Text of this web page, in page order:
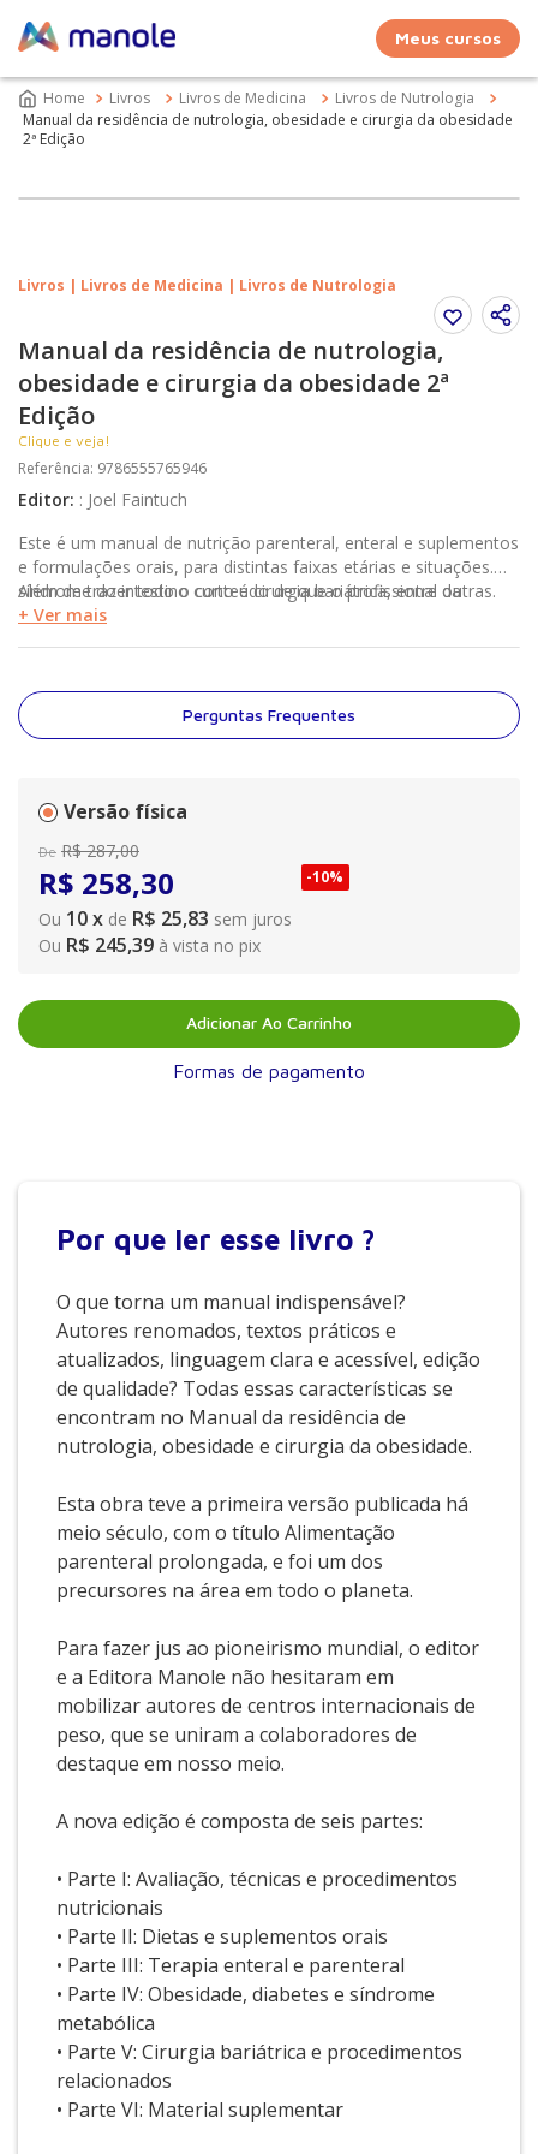
Meus cursos
Livros Livros de Medicina
Livros de Nutrologia
Manual da residência de nutrologia, obesidade e cirurgia da obesidade
2ª Edição
Livros | Livros de Medicina | Livros de Nutrologia
Manual da residência de nutrologia,
obesidade e cirurgia da obesidade 2ª
Edição
Clique e veja!
Referência: 9786555765946
Editor: : Joel Faintuch
Este é um manual de nutrição parenteral, enteral e suplementos
e formulações orais, para distintas faixas etárias e situações.
Além de trazer todo o conteúdo de que o profissional da
nutrologia necessita à beira do leito, ele se expande para áreas
síndrome do intestino curto e cirurgia bariátrica, entre outras.
+ Ver mais
Perguntas Frequentes
Versão física
De R$ 287,00
R$ 258,30
Ou 10x de R$ 25,83 sem juros
-10%
Ou R$ 245,39 à vista no pix
Adicionar Ao Carrinho
Formas de pagamento
Por que ler esse livro ?
O que torna um manual indispensável?
Autores renomados, textos práticos e
atualizados, linguagem clara e acessível, edição
de qualidade? Todas essas características se
encontram no Manual da residência de
nutrologia, obesidade e cirurgia da obesidade.
Esta obra teve a primeira versão publicada há
meio século, com o título Alimentação
parenteral prolongada, e foi um dos
precursores na área em todo o planeta.
Para fazer jus ao pioneirismo mundial, o editor
e a Editora Manole não hesitaram em
mobilizar autores de centros internacionais de
peso, que se uniram a colaboradores de
destaque em nosso meio.
A nova edição é composta de seis partes:
• Parte I: Avaliação, técnicas e procedimentos
nutricionais
• Parte II: Dietas e suplementos orais
• Parte III: Terapia enteral e parenteral
• Parte IV: Obesidade, diabetes e síndrome
metabólica
• Parte V: Cirurgia bariátrica e procedimentos
relacionados
• Parte VI: Material suplementar